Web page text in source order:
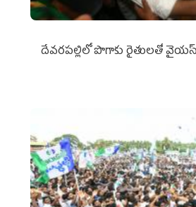
దేవరపల్లిలో పొగాకు రైతులతో